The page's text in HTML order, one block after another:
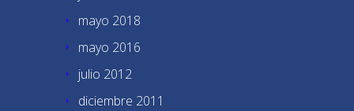
mayo 2018
mayo 2016
julio 2012
diciembre 2011